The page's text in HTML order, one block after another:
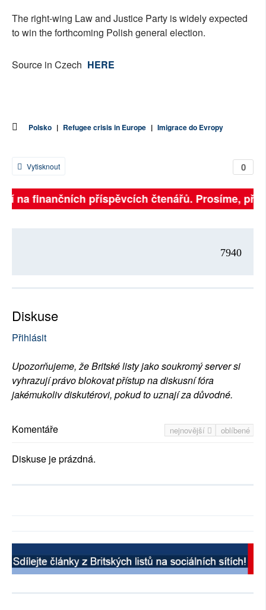
The right-wing Law and Justice Party is widely expected
to win the forthcoming Polish general election.
Source in Czech HERE
Polsko | Refugee crisis in Europe | Imigrace do Evropy
0
Vytisknout
na finančních příspěvcích čtenářů. Prosíme,
7940
Diskuse
Přihlásit
Upozorňujeme, že Britské listy jako soukromý server si
vyhrazují právo blokovat přístup na diskusní fóra
jakémukoliv diskutérovi, pokud to uznají za důvodné.
nejnovější oblíbené
Komentáře
Diskuse je prázdná.